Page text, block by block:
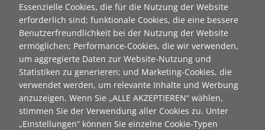
Essenzielle Cookies, die für die Nutzung der Website
erforderlich sind; funktionale Cookies, die eine bessere
Benutzerfreundlichkeit bei der Nutzung der Website
ermöglichen; Performance-Cookies, die wir verwenden,
um aggregierte Daten zur Website-Nutzung und
Statistiken zu generieren; und Marketing-Cookies, die
verwendet werden, um relevante Inhalte und Werbung
anzuzeigen. Wenn Sie „ALLE AKZEPTIEREN“ wählen,
stimmen Sie der Verwendung aller Cookies zu. Unter
„Einstellungen“ können Sie einzelne Cookie-Typen
Contact 1
Anrede
Titel
Vorname